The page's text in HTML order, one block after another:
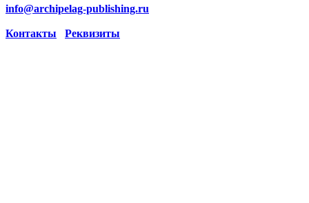
info@archipelag-publishing.ru
Контакты Реквизиты